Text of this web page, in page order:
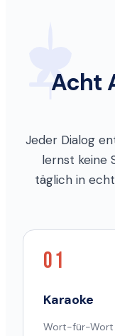
Acht
Jeder Dialog
lernst keine
täglich in
01
Karaoke
Wort-für-Wort